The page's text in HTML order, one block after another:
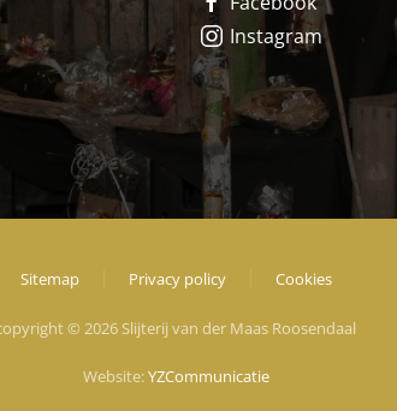
Instagram
Sitemap Privacy policy Cookies
© 2026 Slijterij van der Maas Roosendaal
Website:YZCommunicatie